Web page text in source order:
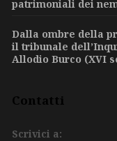
patrimoniali dei
Dalla ombre della
il tribunale
Allodio Burco (XVI
Contatti
Scrivici a: